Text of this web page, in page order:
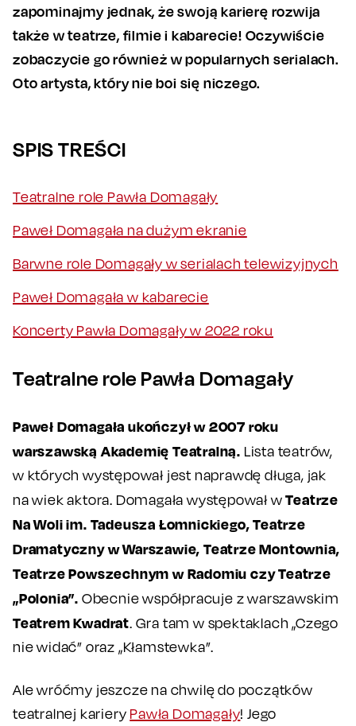
zapominajmy jednak, że swoją karierę rozwija
także w teatrze, filmie i kabarecie! Oczywiście
zobaczycie go również w popularnych serialach.
Oto artysta, który nie boi się niczego.
SPIS TREŚCI
Teatralne role Pawła Domagały
Paweł Domagała na dużym ekranie
Barwne role Domagały w serialach telewizyjnych
Paweł Domagała w kabarecie
Koncerty Pawła Domagały w 2022 roku
Teatralne role Pawła Domagały
Paweł Domagała ukończył w 2007 roku
warszawską Akademię Teatralną. Lista teatrów,
w których występował jest naprawdę długa, jak
na wiek aktora. Domagała występował wTeatrze
Na Woli im. Tadeusza Łomnickiego, Teatrze
Dramatyczny w Warszawie, Teatrze Montownia,
Teatrze Powszechnym w Radomiu czy Teatrze
„Polonia”. Obecnie współpracuje z warszawskim
Teatrem Kwadrat. Gra tam w spektaklach „Czego
nie widać” oraz „Kłamstewka”.
Ale wróćmy jeszcze na chwilę do początków
teatralnej kariery Pawła Domagały! Jego